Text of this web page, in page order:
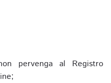
pervenga al Registro